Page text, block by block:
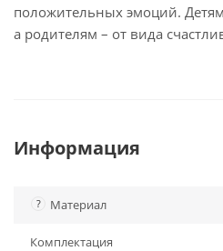
положительных эмоций.
а родителям – от вида
Информация
? Материал
Комплектация